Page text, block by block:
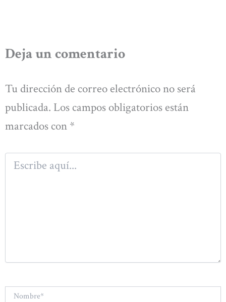
Deja un comentario
Tu dirección de correo electrónico no será
publicada. Los campos obligatorios están
marcados con *
aquí...